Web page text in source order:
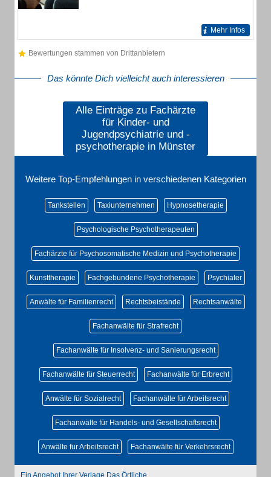
Mehr Infos
Bewertungen stammen von Drittanbietern
Das könnte Dich vielleicht auch interessieren
Alle Einträge zu Fachärzte
für Kinder- und
Jugendpsychiatrie und -
psychotherapie in Münster
Weitere Top-Empfehlungen in verschiedenen Kategorien
Tankstellen Taxiunternehmen Hypnosetherapie
Psychologische Psychotherapeuten
Fachärzte für Psychosomatische Medizin und Psychotherapie
Kunsttherapie Fachgebundene Psychotherapie Psychiater
Anwälte für Familienrecht Rechtsbeistände Rechtsanwälte
Fachanwälte für Strafrecht
Fachanwälte für Insolvenz- und Sanierungsrecht
Fachanwälte für Steuerrecht Fachanwälte für Erbrecht
Anwälte für Sozialrecht Fachanwälte für Arbeitsrecht
Fachanwälte für Handels- und Gesellschaftsrecht
Anwälte für Arbeitsrecht Fachanwälte für Verkehrsrecht